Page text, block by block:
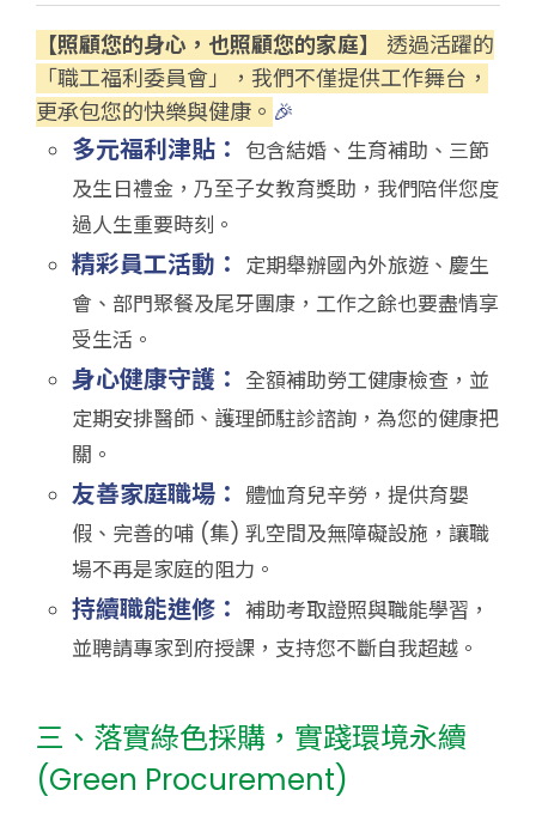
【照顧您的身心，也照顧您的家庭】
透過活躍的
「職工福利委員會」，我們不僅提供工作舞台，
更承包您的快樂與健康。 🎉
多元福利津貼： 包含結婚、生育補助、三節
及生日禮金，乃至子女教育獎助，我們陪伴您度
過人生重要時刻。
精彩員工活動： 定期舉辦國內外旅遊、慶生
會、部門聚餐及尾牙團康，工作之餘也要盡情享
受生活。
身心健康守護： 全額補助勞工健康檢查，並
定期安排醫師、護理師駐診諮詢，為您的健康把
關。
友善家庭職場： 體恤育兒辛勞，提供育嬰
假、完善的哺 (集) 乳空間及無障礙設施，讓職
場不再是家庭的阻力。
持續職能進修： 補助考取證照與職能學習，
並聘請專家到府授課，支持您不斷自我超越。
三、落實綠色採購，實踐環境永續
(Green Procurement)